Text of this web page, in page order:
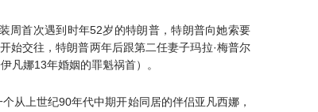
周首次遇到时年52岁的特朗普，特朗普向她索要
始交往，特朗普两年后跟第二任妻子玛拉·梅普尔
凡娜13年婚姻的罪魁祸首）。
从上世纪90年代中期开始同居的伴侣亚凡西娜，